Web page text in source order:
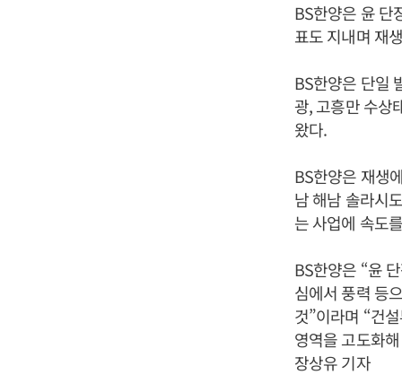
BS한양은 윤 단
표도 지내며 재
BS한양은 단일
광, 고흥만 수상
왔다.
BS한양은 재생
남 해남 솔라시
는 사업에 속도
BS한양은 “윤
심에서 풍력 등
것”이라며 “건
영역을 고도화
장상유 기자